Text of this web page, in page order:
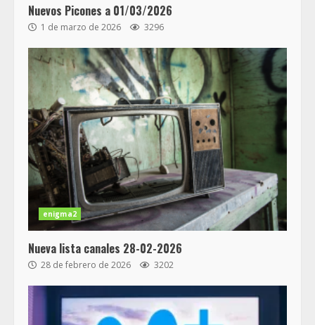
Nuevos Picones a 01/03/2026
1 de marzo de 2026 3296
enigma2
Nueva lista canales 28-02-2026
28 de febrero de 2026 3202